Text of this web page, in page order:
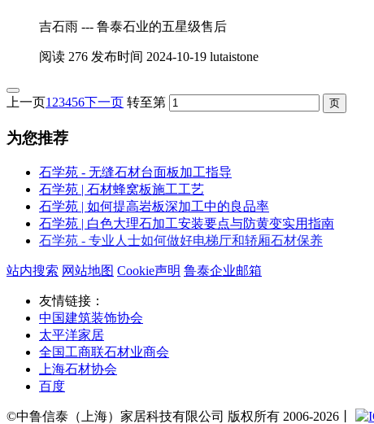
吉石雨 --- 鲁泰石业的五星级售后
阅读 276 发布时间 2024-10-19 lutaistone
上一页1 23456下一页 转至第
为您推荐
石学苑 - 无缝石材台面板加工指导
石学苑 | 石材蜂窝板施工工艺
石学苑 | 如何提高岩板深加工中的良品率
石学苑 | 白色大理石加工安装要点与防黄变实用指南
石学苑 - 专业人士如何做好电梯厅和轿厢石材保养
站内搜索 网站地图 Cookie声明 鲁泰企业邮箱
友情链接：
中国建筑装饰协会
太平洋家居
全国工商联石材业商会
上海石材协会
百度
©中鲁信泰（上海）家居科技有限公司 版权所有 2006-2026丨